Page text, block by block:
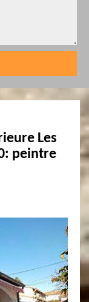
Les
peintre